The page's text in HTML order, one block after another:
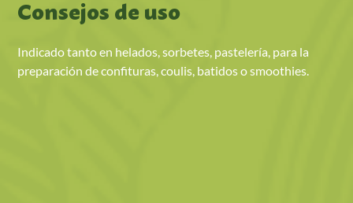
Consejos de uso
Indicado tanto en helados, sorbetes, pastelería, para la
preparación de confituras, coulis, batidos o smoothies.